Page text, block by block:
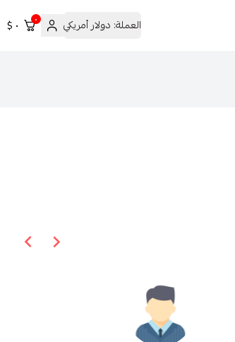
العملة: دولار أمريكي ٠ ٠ $